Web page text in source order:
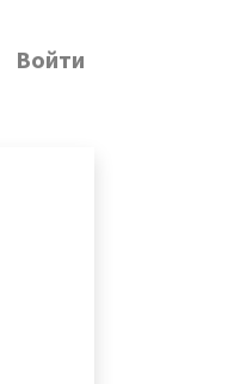
Войти